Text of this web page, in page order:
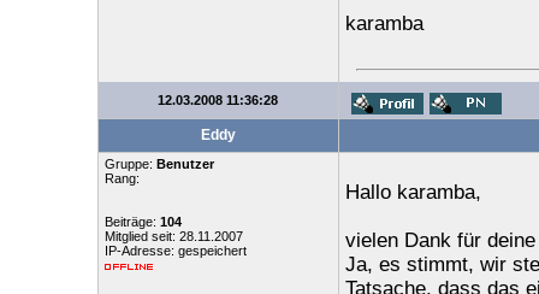
karamba
12.03.2008 11:36:28
Eddy
Gruppe: Benutzer
Rang:
Beiträge: 104
Mitglied seit: 28.11.2007
IP-Adresse: gespeichert
Hallo karamba,
vielen Dank für
Ja, es stimmt, wir
Tatsache, dass das